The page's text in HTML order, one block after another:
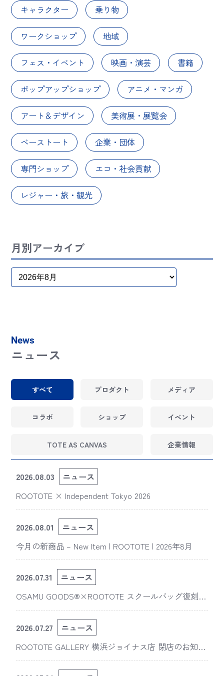
キャラクター 乗り物
ワークショップ 地域
フェス・イベント 映画・演芸 書籍
ポップアップショップ アニメ・マンガ
アート＆デザイン 美術展・展覧会
ベーストート 企業・団体
専門ショップ エコ・社会貢献
レジャー・旅・観光
月別アーカイブ
News
ニュース
すべて プロダクト メディア
コラボ ショップ イベント
TOTE AS CANVAS 企業情報
2026.08.03
ニュース
ROOTOTE × Independent Tokyo 2026
2026.08.01
ニュース
今月の新商品 – New Item | ROOTOTE | 2026年8月
2026.07.31
ニュース
OSAMU GOODS®×ROOTOTE スクールバッグ復刻
版“スライスドアイ”の新デザインが「The 50th Annive
rsary OSAMU GOODS展」に登場
2026.07.27
ニュース
ROOTOTE GALLERY 横浜ジョイナス店 閉店のお知ら
せ